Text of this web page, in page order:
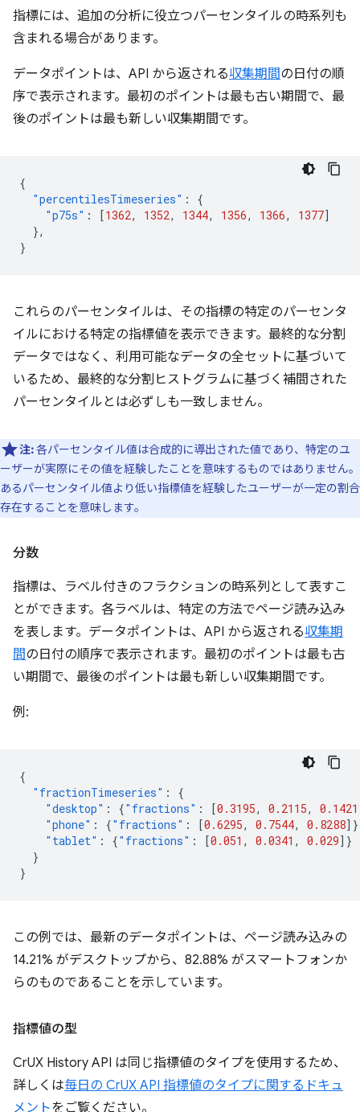
指標には、追加の分析に役立つパーセンタイルの時系列も
含まれる場合があります。
データポイントは、API から返される収集期間の日付の順
序で表示されます。最初のポイントは最も古い期間で、最
後のポイントは最も新しい収集期間です。
{
"percentilesTimeseries" :
{
"p75s" : [1362, 1352, 1344, 1356, 1366, 1377]
},
}
これらのパーセンタイルは、その指標の特定のパーセンタ
イルにおける特定の指標値を表示できます。最終的な分割
データではなく、利用可能なデータの全セットに基づいて
いるため、最終的な分割ヒストグラムに基づく補間された
パーセンタイルとは必ずしも一致しません。
注:各パーセンタイル値は合成的に導出された値であり、特定のユ
ーザーが実際にその値を経験したことを意味するものではありません。
あるパーセンタイル値より低い指標値を経験したユーザーが一定の割合
存在することを意味します。
分数
指標は、ラベル付きのフラクションの時系列として表すこ
とができます。各ラベルは、特定の方法でページ読み込み
を表します。データポイントは、API から返される収集期
間の日付の順序で表示されます。最初のポイントは最も古
い期間で、最後のポイントは最も新しい収集期間です。
例:
{
"fractionTimeseries" :
{
"desktop" : {"fractions" : [0.3195, 0.2115, 0.1421
"phone" : {"fractions" : [0.6295, 0.7544, 0.8288
"tablet" : {"fractions" : [0.051 , 0.0341 , 0.029]}
}
}
この例では、最新のデータポイントは、ページ読み込みの
14.21% がデスクトップから、82.88% がスマートフォンか
らのものであることを示しています。
指標値の型
CrUX History API は同じ指標値のタイプを使用するため、
詳しくは毎日の CrUX API 指標値のタイプに関するドキュ
メントをご覧ください。